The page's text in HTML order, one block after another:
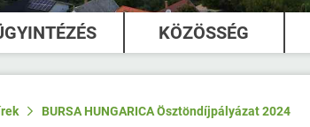
KÖZÖSSÉG
BURSA HUNGARICA Ösztöndíjpályázat 2024